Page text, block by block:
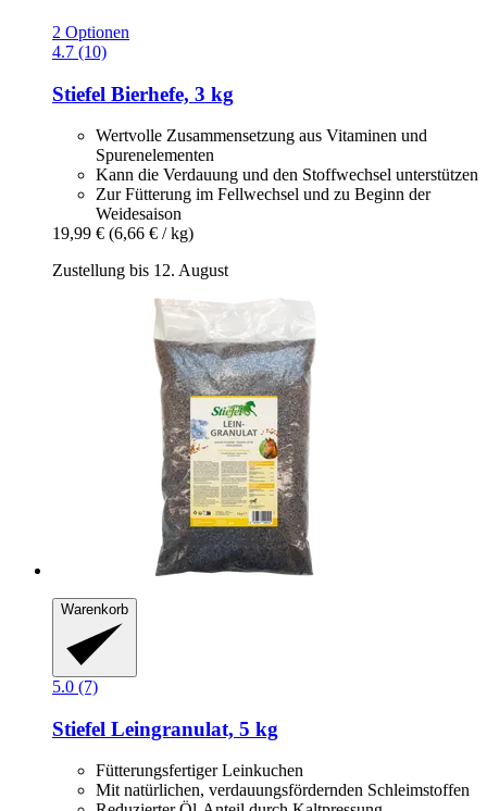
2 Optionen
4.7 (10)
Stiefel Bierhefe, 3 kg
Wertvolle Zusammensetzung aus Vitaminen und
Spurenelementen
Kann die Verdauung und den Stoffwechsel unterstützen
Zur Fütterung im Fellwechsel und zu Beginn der
Weidesaison
19,99 € (6,66 € / kg)
Zustellung bis 12. August
Warenkorb
5.0 (7)
Stiefel Leingranulat, 5 kg
Fütterungsfertiger Leinkuchen
Mit natürlichen, verdauungsfördernden Schleimstoffen